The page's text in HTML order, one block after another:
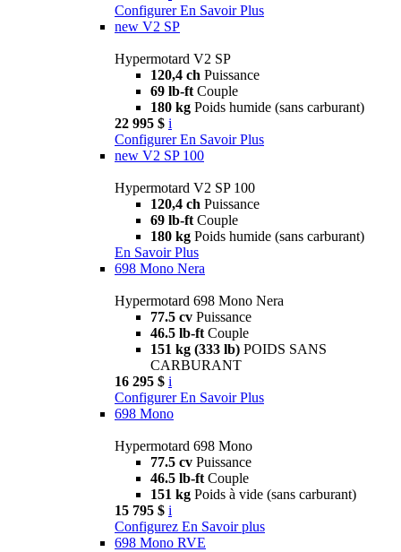
Configurer En Savoir Plus
new V2 SP
Hypermotard V2 SP
120,4 ch Puissance
69 lb-ft Couple
180 kg Poids humide (sans carburant)
22 995 $ i
Configurer En Savoir Plus
new V2 SP 100
Hypermotard V2 SP 100
120,4 ch Puissance
69 lb-ft Couple
180 kg Poids humide (sans carburant)
En Savoir Plus
698 Mono Nera
Hypermotard 698 Mono Nera
77.5 cv Puissance
46.5 lb-ft Couple
151 kg (333 lb) POIDS SANS
CARBURANT
16 295 $ i
Configurer En Savoir Plus
698 Mono
Hypermotard 698 Mono
77.5 cv Puissance
46.5 lb-ft Couple
151 kg Poids à vide (sans carburant)
15 795 $ i
Configurez En Savoir plus
698 Mono RVE